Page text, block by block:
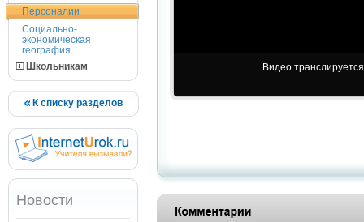
Персоналии
Социально-
экономическая
география
Школьникам
К списку разделов
Новости
Видео